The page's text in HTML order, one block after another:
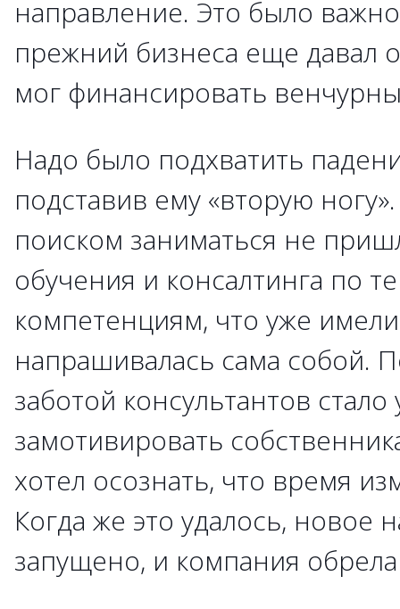
направление. Это было
прежний бизнеса еще давал
мог финансировать
Надо было подхватить
подставив ему «вторую
поиском заниматься не
обучения и консалтинга по
компетенциям, что уже
напрашивалась сама собой.
заботой консультантов стало
замотивировать
хотел осознать, что время
Когда же это удалось, новое
запущено, и компания